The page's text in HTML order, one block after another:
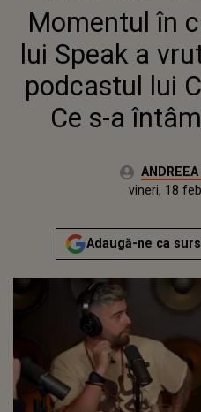
A
DE
DE
Momentul în
lui Speak a
podcastul lui
Ce s-a
Autor:
Publicat:
vineri, 18
Adaugă-ne ca